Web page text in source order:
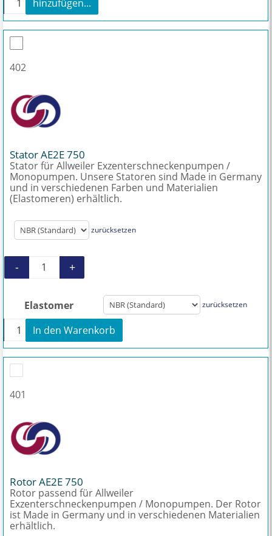
Wartung und Reparatur Allweiler AE2E 750 Menge
hinzufügen...
402
Stator AE2E 750
Stator für Allweiler Exzenterschneckenpumpen /
Monopumpen. Unsere Statoren sind Made in Germany
und in verschiedenen Farben und Materialien
(Elastomeren) erhältlich.
zurücksetzen
Stator AE2E 750 Menge
- +
Elastomer zurücksetzen
Stator AE2E 750 Menge
+
In den Warenkorb
401
Rotor AE2E 750
Rotor passend für Allweiler
Exzenterschneckenpumpen / Monopumpen. Der Rotor
ist Made in Germany und in verschiedenen Materialien
erhältlich.